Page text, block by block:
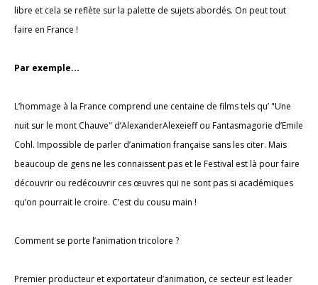
libre et cela se reflète sur la palette de sujets abordés. On peut tout
faire en France !
Par exemple...
L’hommage à la France comprend une centaine de films tels qu’ "Une
nuit sur le mont Chauve" d’AlexanderAlexeieff ou Fantasmagorie d’Emile
Cohl. Impossible de parler d’animation française sans les citer. Mais
beaucoup de gens ne les connaissent pas et le Festival est là pour faire
découvrir ou redécouvrir ces œuvres qui ne sont pas si académiques
qu’on pourrait le croire. C’est du cousu main !
Comment se porte l’animation tricolore ?
Premier producteur et exportateur d’animation, ce secteur est leader